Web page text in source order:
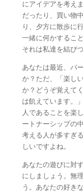
にアイデアを考え
だったり、買い物
り、夕方に散歩に
一緒に何かするこ
それは私達を結び
あなたは最近、パ
か？ただ、「楽し
か？どうぞ覚えて
は飢えています。
人であることを楽
ートナーシップの
考える人が多すぎ
しいですよね。
あなたの遊びに対
にしましょう。無
う。あなたの好き